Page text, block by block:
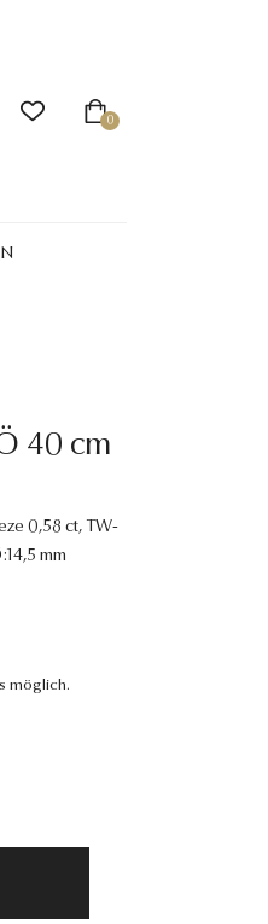
0
40 cm
0,58 ct, TW-
mm
möglich.